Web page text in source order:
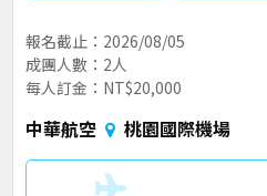
報名截止：2026/08/05
成團人數：2人
每人訂金：NT$20,000
中華航空 桃園國際機場